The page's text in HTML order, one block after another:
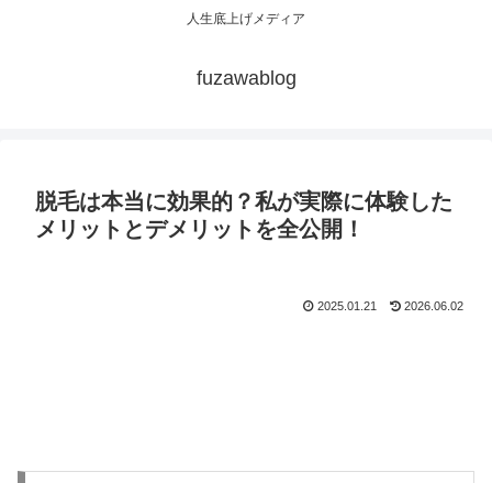
人生底上げメディア
fuzawablog
脱毛は本当に効果的？私が実際に体験した
メリットとデメリットを全公開！
2025.01.21 2026.06.02